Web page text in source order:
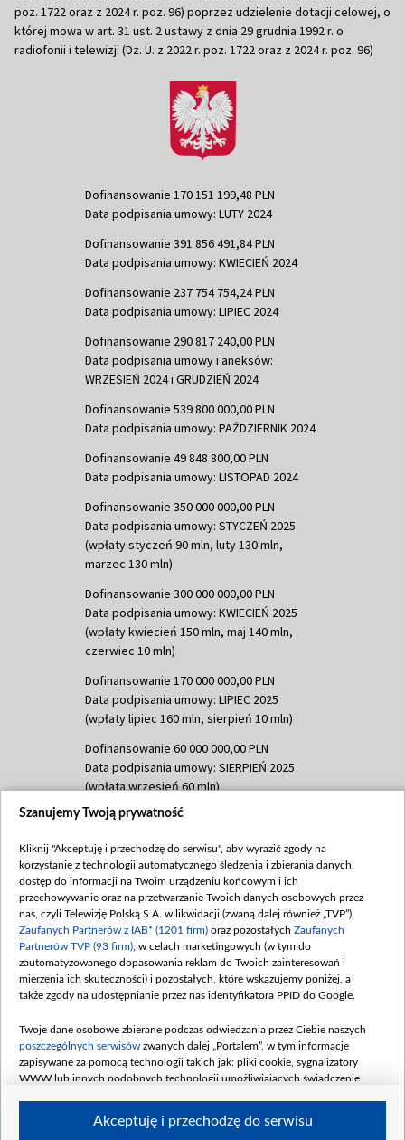
poz. 1722 oraz z 2024 r. poz. 96) poprzez udzielenie dotacji celowej, o
której mowa w art. 31 ust. 2 ustawy z dnia 29 grudnia 1992 r. o
radiofonii i telewizji (Dz. U. z 2022 r. poz. 1722 oraz z 2024 r. poz. 96)
Dofinansowanie 170 151 199,48 PLN
Data podpisania umowy: LUTY 2024
Dofinansowanie 391 856 491,84 PLN
Data podpisania umowy: KWIECIEŃ 2024
Dofinansowanie 237 754 754,24 PLN
Data podpisania umowy: LIPIEC 2024
Dofinansowanie 290 817 240,00 PLN
Data podpisania umowy i aneksów:
WRZESIEŃ 2024 i GRUDZIEŃ 2024
Dofinansowanie 539 800 000,00 PLN
Data podpisania umowy: PAŹDZIERNIK 2024
Dofinansowanie 49 848 800,00 PLN
Data podpisania umowy: LISTOPAD 2024
Dofinansowanie 350 000 000,00 PLN
Data podpisania umowy: STYCZEŃ 2025
(wpłaty styczeń 90 mln, luty 130 mln,
marzec 130 mln)
Dofinansowanie 300 000 000,00 PLN
Data podpisania umowy: KWIECIEŃ 2025
(wpłaty kwiecień 150 mln, maj 140 mln,
czerwiec 10 mln)
Dofinansowanie 170 000 000,00 PLN
Data podpisania umowy: LIPIEC 2025
(wpłaty lipiec 160 mln, sierpień 10 mln)
Dofinansowanie 60 000 000,00 PLN
Data podpisania umowy: SIERPIEŃ 2025
(wpłata wrzesień 60 mln)
Dofinansowanie 635 783 051,21 PLN
(wpłata wrzesień 100 mln, październik 350
mln, listopad 265 mln)
Dofinansowanie 48 862 000,00 PLN
Data podpisania umowy: GRUDZIEŃ 2025
(wpłata grudzień 60,548 mln)
Dofinansowanie 900 000 000,00 PLN
Data podpisania umowy: LUTY 2026 (wpłata
kwiecień 180 mln, 7 maja 180 mln, 8
czerwca 90 mln)
Dofinansowanie 250 000 000,00 PLN
4 sierpnia 250 mln
Szanujemy Twoją prywatność
Kliknij "Akceptuję i przechodzę do serwisu", aby wyrazić zgody na
korzystanie z technologii automatycznego śledzenia i zbierania danych,
dostęp do informacji na Twoim urządzeniu końcowym i ich
przechowywanie oraz na przetwarzanie Twoich danych osobowych przez
nas, czyli Telewizję Polską S.A. w likwidacji (zwaną dalej również „TVP”),
Zaufanych Partnerów z IAB* (1201 firm) oraz pozostałych Zaufanych
Partnerów TVP (93 firm) , w celach marketingowych (w tym do
zautomatyzowanego dopasowania reklam do Twoich zainteresowań i
mierzenia ich skuteczności) i pozostałych, które wskazujemy poniżej, a
także zgody na udostępnianie przez nas identyfikatora PPID do Google.
Twoje dane osobowe zbierane podczas odwiedzania przez Ciebie naszych
poszczególnych serwisów zwanych dalej „Portalem”, w tym informacje
zapisywane za pomocą technologii takich jak: pliki cookie, sygnalizatory
WWW lub innych podobnych technologii umożliwiających świadczenie
Akceptuję i przechodzę do serwisu